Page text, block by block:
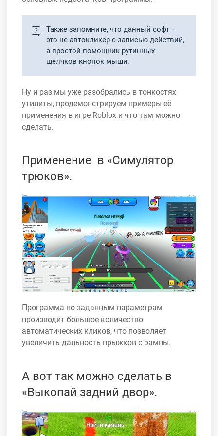
Также запомните, что данный софт –
это не автокликер с записью действий,
а простой помощник рутинных
щелчков кнопок мыши.
Ну и раз мы уже разобрались в тонкостях
утилиты, продемонстрируем примеры её
применения в игре Roblox и что там можно
сделать.
Применение в «Симулятор
трюков».
Программа по заданным параметрам
производит большое количество
автоматических кликов, что позволяет
увеличить дальность прыжков с рампы.
А вот так можно сделать в
«Выкопай задний двор».